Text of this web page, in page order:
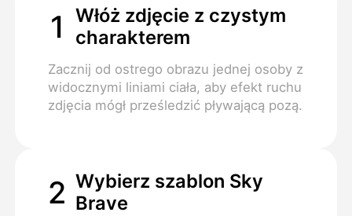
1
Włóż zdjęcie z czystym
charakterem
Zacznij od ostrego obrazu jednej osoby z
widocznymi liniami ciała, aby efekt ruchu
zdjęcia mógł prześledzić pływającą pozą.
2 Wybierz szablon Sky
Brave